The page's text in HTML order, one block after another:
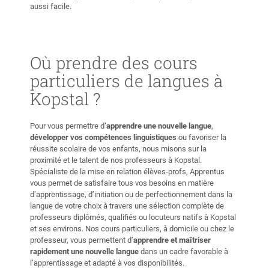
aussi facile.
Où prendre des cours
particuliers de langues à
Kopstal ?
Pour vous permettre d’apprendre une nouvelle langue,
développer vos compétences linguistiques ou favoriser la
réussite scolaire de vos enfants, nous misons sur la
proximité et le talent de nos professeurs à Kopstal.
Spécialiste de la mise en relation élèves-profs, Apprentus
vous permet de satisfaire tous vos besoins en matière
d’apprentissage, d’initiation ou de perfectionnement dans la
langue de votre choix à travers une sélection complète de
professeurs diplômés, qualifiés ou locuteurs natifs à Kopstal
et ses environs. Nos cours particuliers, à domicile ou chez le
professeur, vous permettent d’apprendre et maîtriser
rapidement une nouvelle langue dans un cadre favorable à
l’apprentissage et adapté à vos disponibilités.